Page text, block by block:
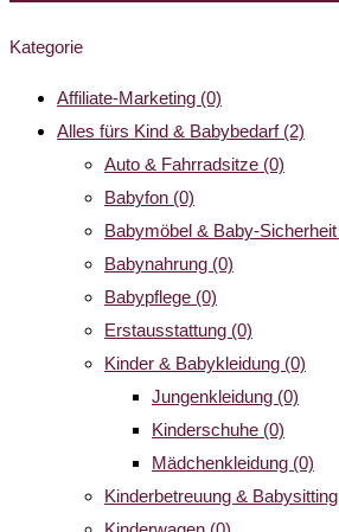
Kategorie
Affiliate-Marketing (0)
Alles fürs Kind & Babybedarf (2)
Auto & Fahrradsitze (0)
Babyfon (0)
Babymöbel & Baby-Sicherheit
Babynahrung (0)
Babypflege (0)
Erstausstattung (0)
Kinder & Babykleidung (0)
Jungenkleidung (0)
Kinderschuhe (0)
Mädchenkleidung (0)
Kinderbetreuung & Babysitting